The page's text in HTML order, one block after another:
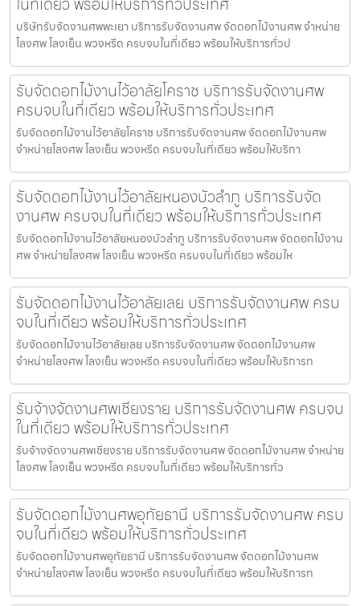
บริษัทรับจัดงานศพพะเยา บริการรับจัดงานศพ จัดดอกไม้งานศพ จำหน่าย
โลงศพ โลงเย็น พวงหรีด ครบจบในที่เดียว พร้อมให้บริการทั่วป
รับจัดดอกไม้งานไว้อาลัยโคราช บริการรับจัดงานศพ
ครบจบในที่เดียว พร้อมให้บริการทั่วประเทศ
รับจัดดอกไม้งานไว้อาลัยโคราช บริการรับจัดงานศพ จัดดอกไม้งานศพ
จำหน่ายโลงศพ โลงเย็น พวงหรีด ครบจบในที่เดียว พร้อมให้บริกา
รับจัดดอกไม้งานไว้อาลัยหนองบัวลำภู บริการรับจัด
งานศพ ครบจบในที่เดียว พร้อมให้บริการทั่วประเทศ
รับจัดดอกไม้งานไว้อาลัยหนองบัวลำภู บริการรับจัดงานศพ จัดดอกไม้งาน
ศพ จำหน่ายโลงศพ โลงเย็น พวงหรีด ครบจบในที่เดียว พร้อมให
รับจัดดอกไม้งานไว้อาลัยเลย บริการรับจัดงานศพ ครบ
จบในที่เดียว พร้อมให้บริการทั่วประเทศ
รับจัดดอกไม้งานไว้อาลัยเลย บริการรับจัดงานศพ จัดดอกไม้งานศพ
จำหน่ายโลงศพ โลงเย็น พวงหรีด ครบจบในที่เดียว พร้อมให้บริการท
รับจ้างจัดงานศพเชียงราย บริการรับจัดงานศพ ครบจบ
ในที่เดียว พร้อมให้บริการทั่วประเทศ
รับจ้างจัดงานศพเชียงราย บริการรับจัดงานศพ จัดดอกไม้งานศพ จำหน่าย
โลงศพ โลงเย็น พวงหรีด ครบจบในที่เดียว พร้อมให้บริการทั่ว
รับจัดดอกไม้งานศพอุทัยธานี บริการรับจัดงานศพ ครบ
จบในที่เดียว พร้อมให้บริการทั่วประเทศ
รับจัดดอกไม้งานศพอุทัยธานี บริการรับจัดงานศพ จัดดอกไม้งานศพ
จำหน่ายโลงศพ โลงเย็น พวงหรีด ครบจบในที่เดียว พร้อมให้บริการท